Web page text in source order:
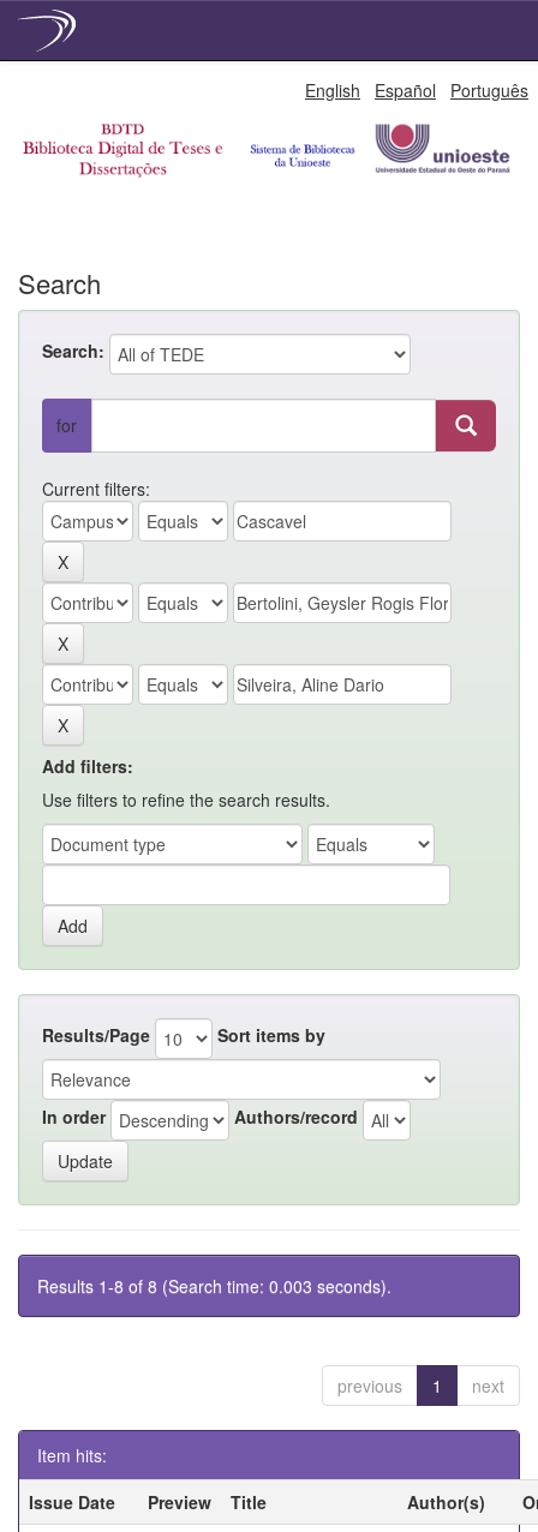
English Español Português
Search
Search:
for
Current filters:
Add filters:
Use filters to refine the search results.
Results/Page Sort items by
In order Authors/record
Results 1-8 of 8 (Search time: 0.003 seconds).
previous 1 next
Item hits:
Issue Date
Preview Title Author(s)